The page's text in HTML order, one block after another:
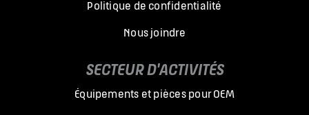
Politique de confidentialité
Nous joindre
SECTEUR D'ACTIVITÉS
Équipements et pièces pour OEM